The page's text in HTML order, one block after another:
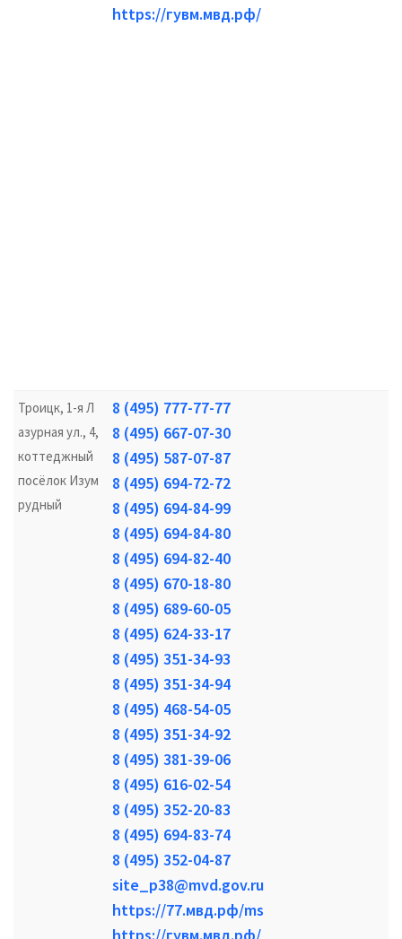
https://гувм.мвд.рф/
Троицк, 1-я Л
азурная ул., 4,
коттеджный
посёлок Изум
рудный
8 (495) 777-77-77
8 (495) 667-07-30
8 (495) 587-07-87
8 (495) 694-72-72
8 (495) 694-84-99
8 (495) 694-84-80
8 (495) 694-82-40
8 (495) 670-18-80
8 (495) 689-60-05
8 (495) 624-33-17
8 (495) 351-34-93
8 (495) 351-34-94
8 (495) 468-54-05
8 (495) 351-34-92
8 (495) 381-39-06
8 (495) 616-02-54
8 (495) 352-20-83
8 (495) 694-83-74
8 (495) 352-04-87
site_p38@mvd.gov.ru
https://77.мвд.рф/ms